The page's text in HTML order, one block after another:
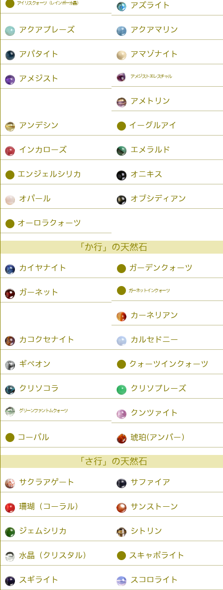
● アイリスクォーツ（レインボー水晶） アズライト
アクアプレーズ アクアマリン
アパタイト アマゾナイト
アメジスト アメジストエレスチャル
アメトリン
アンデシン ● イーグルアイ
インカローズ エメラルド
● エンジェルシリカ オニキス
オパール オブシディアン
● オーロラクォーツ
「か行」の天然石
カイヤナイト ● ガーデンクォーツ
ガーネット ● ガーネットインクォーツ
カーネリアン
カコクセナイト カルセドニー
ギベオン ● クォーツインクォーツ
クリソコラ クリソプレーズ
グリーンファントムクォーツ クンツァイト
● コーパル 琥珀(アンバー）
「さ行」の天然石
サクラアゲート サファイア
珊瑚（コーラル） サンストーン
ジェムシリカ シトリン
水晶（クリスタル） ● スキャポライト
スギライト スコロライト